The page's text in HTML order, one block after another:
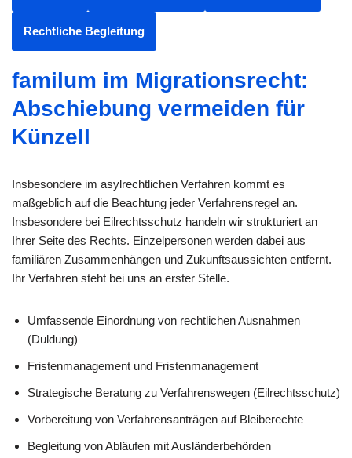
Rechtliche Begleitung
familum im Migrationsrecht:
Abschiebung vermeiden für
Künzell
Insbesondere im asylrechtlichen Verfahren kommt es
maßgeblich auf die Beachtung jeder Verfahrensregel an.
Insbesondere bei Eilrechtsschutz handeln wir strukturiert an
Ihrer Seite des Rechts. Einzelpersonen werden dabei aus
familiären Zusammenhängen und Zukunftsaussichten entfernt.
Ihr Verfahren steht bei uns an erster Stelle.
Umfassende Einordnung von rechtlichen Ausnahmen
(Duldung)
Fristenmanagement und Fristenmanagement
Strategische Beratung zu Verfahrenswegen (Eilrechtsschutz)
Vorbereitung von Verfahrensanträgen auf Bleiberechte
Begleitung von Abläufen mit Ausländerbehörden